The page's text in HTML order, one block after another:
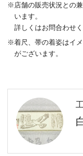
店舗の販売状況との
います。
詳しくはお問合わせく
着尺、帯の着姿はイ
がございます。